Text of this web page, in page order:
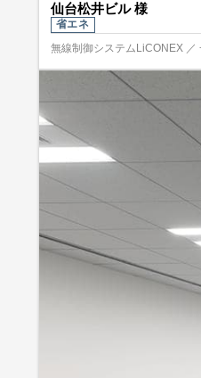
仙台松井ビル 様
省エネ
無線制御システムLiCONEX ／